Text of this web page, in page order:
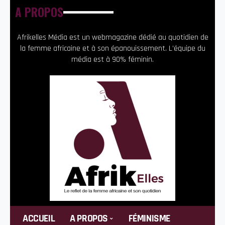
A PROPOS
Afrikelles Média est un webmagazine dédié au quotidien de
la femme africaine et à son épanouissement. L’équipe du
média est à 90% féminin.
ACCUEIL A PROPOS FÉMINISME